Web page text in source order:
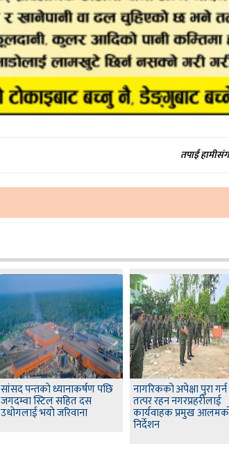
तपाईं
सांसद पन्तकाे ध्यानाकर्षण पछि
जगदम्वा स्टिल सहित दस
उधाेगलाई भयाे जरिवाना
नागरिकको अपेक्षा पुरा
तत्पर रहन नगरप्रहरीलाई
कार्यवाहक प्रमुख
निर्देशन